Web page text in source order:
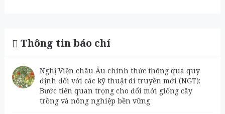
Thông tin báo chí
Nghị Viện châu Âu chính thức thông qua quy
định đối với các kỹ thuật di truyền mới (NGT):
Bước tiến quan trọng cho đổi mới giống cây
trồng và nông nghiệp bền vững